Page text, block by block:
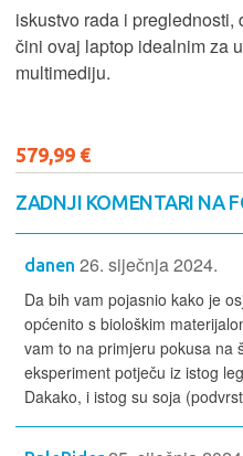
iskustvo rada i
čini ovaj laptop idealnim za
multimediju.
579,99 €
ZADNJI KOMENTARI NA
danen 26. siječnja 2024.
Da bih vam pojasnio kako je
općenito s biološkim
vam to na primjeru pokusa na
eksperiment potječu iz istog
Dakako, i istog su soja